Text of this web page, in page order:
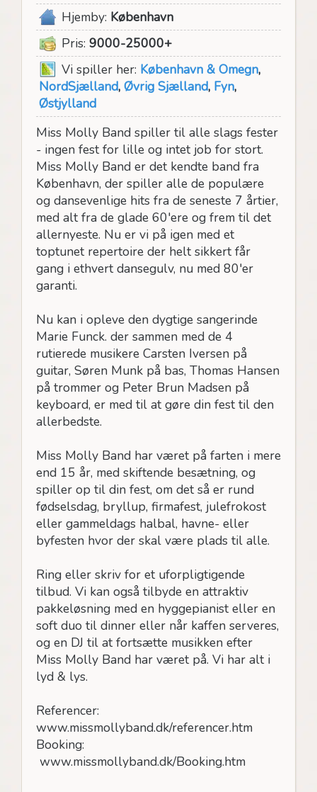
Hjemby: København
Pris: 9000-25000+
Vi spiller her: København & Omegn,
NordSjælland, Øvrig Sjælland, Fyn,
Østjylland
Miss Molly Band spiller til alle slags fester
- ingen fest for lille og intet job for stort.
Miss Molly Band er det kendte band fra
København, der spiller alle de populære
og dansevenlige hits fra de seneste 7 årtier,
med alt fra de glade 60'ere og frem til det
allernyeste. Nu er vi på igen med et
toptunet repertoire der helt sikkert får
gang i ethvert dansegulv, nu med 80'er
garanti.
Nu kan i opleve den dygtige sangerinde
Marie Funck. der sammen med de 4
rutierede musikere Carsten Iversen på
guitar, Søren Munk på bas, Thomas Hansen
på trommer og Peter Brun Madsen på
keyboard, er med til at gøre din fest til den
allerbedste.
Miss Molly Band har været på farten i mere
end 15 år, med skiftende besætning, og
spiller op til din fest, om det så er rund
fødselsdag, bryllup, firmafest, julefrokost
eller gammeldags halbal, havne- eller
byfesten hvor der skal være plads til alle.
Ring eller skriv for et uforpligtigende
tilbud. Vi kan også tilbyde en attraktiv
pakkeløsning med en hyggepianist eller en
soft duo til dinner eller når kaffen serveres,
og en DJ til at fortsætte musikken efter
Miss Molly Band har været på. Vi har alt i
lyd & lys.
Referencer:
www.missmollyband.dk/referencer.htm
Booking:
www.missmollyband.dk/Booking.htm